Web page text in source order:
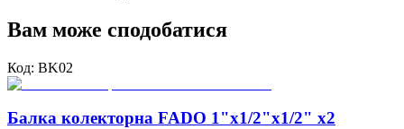
Вам може сподобатися
Код: BK02
Балка колекторна FADO 1"x1/2"x1/2" x2